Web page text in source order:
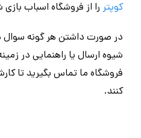
کوپتر را از فروشگاه اسباب
در صورت داشتن هر گونه
شیوه ارسال یا راهنمایی در
فروشگاه ما تماس بگیرید تا
کنند.